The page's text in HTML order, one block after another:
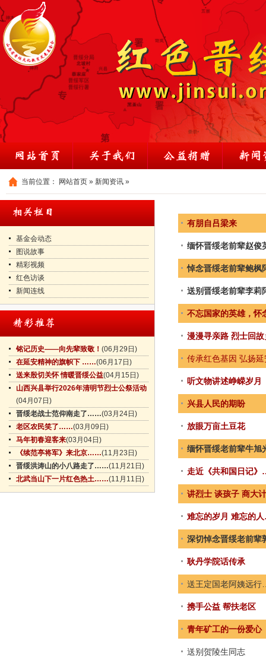
当前位置： 网站首页 » 新闻资讯 »
基金会动态
图说故事
精彩视频
红色访谈
新闻连线
铭记历史——向先辈致敬！ (06月29日)
在延安精神的旗帜下 ……(06月17日)
送来殷切关怀 情暖晋绥公益(04月15日)
山西兴县举行2026年清明节烈士公祭活动
(04月07日)
晋绥老战士范仰南走了……(03月24日)
老区农民笑了……(03月09日)
马年初春迎客来(03月04日)
《续范亭将军》来北京……(11月23日)
晋绥洪涛山的小八路走了……(11月21日)
北武当山下一片红色热土……(11月11日)
有朋自吕梁来
缅怀晋绥老前辈赵俊
悼念晋绥老前辈鲍枫
送别晋绥老前辈李莉
不忘国家的英雄，怀
漫漫寻亲路 烈士回故
传承红色基因 弘扬
听文物讲述峥嵘岁月
兴县人民的期盼
放眼万亩土豆花
缅怀晋绥老前辈牛旭
走近《共和国日记
讲烈士 谈孩子 商大计
难忘的岁月 难忘的
深切悼念晋绥老前辈
耿丹学院话传承
送王定国老阿姨远
携手公益 帮扶老区
青年矿工的一份爱心
送别贺陵生同志